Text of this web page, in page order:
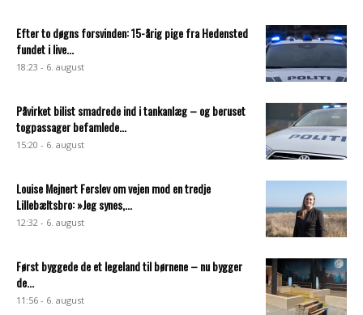
Efter to døgns forsvinden: 15-årig pige fra Hedensted
fundet i live...
18:23 - 6. august
Påvirket bilist smadrede ind i tankanlæg – og beruset
togpassager befamlede...
15:20 - 6. august
Louise Mejnert Ferslev om vejen mod en tredje
Lillebæltsbro: »Jeg synes,...
12:32 - 6. august
Først byggede de et legeland til børnene – nu bygger
de...
11:56 - 6. august